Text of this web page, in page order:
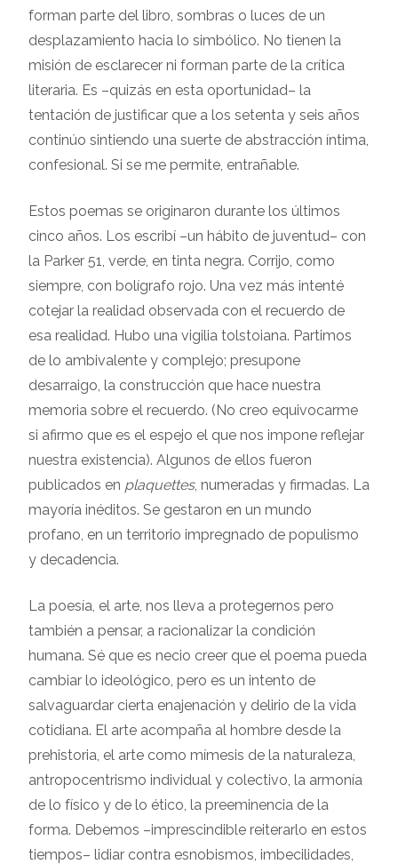
forman parte del libro, sombras o luces de un
desplazamiento hacia lo simbólico. No tienen la
misión de esclarecer ni forman parte de la crítica
literaria. Es –quizás en esta oportunidad– la
tentación de justificar que a los setenta y seis años
continúo sintiendo una suerte de abstracción íntima,
confesional. Si se me permite, entrañable.
Estos poemas se originaron durante los últimos
cinco años. Los escribí –un hábito de juventud– con
la Parker 51, verde, en tinta negra. Corrijo, como
siempre, con bolígrafo rojo. Una vez más intenté
cotejar la realidad observada con el recuerdo de
esa realidad. Hubo una vigilia tolstoiana. Partimos
de lo ambivalente y complejo; presupone
desarraigo, la construcción que hace nuestra
memoria sobre el recuerdo. (No creo equivocarme
si afirmo que es el espejo el que nos impone reflejar
nuestra existencia). Algunos de ellos fueron
publicados en plaquettes, numeradas y firmadas. La
mayoría inéditos. Se gestaron en un mundo
profano, en un territorio impregnado de populismo
y decadencia.
La poesía, el arte, nos lleva a protegernos pero
también a pensar, a racionalizar la condición
humana. Sé que es necio creer que el poema pueda
cambiar lo ideológico, pero es un intento de
salvaguardar cierta enajenación y delirio de la vida
cotidiana. El arte acompaña al hombre desde la
prehistoria, el arte como mímesis de la naturaleza,
antropocentrismo individual y colectivo, la armonía
de lo físico y de lo ético, la preeminencia de la
forma. Debemos –imprescindible reiterarlo en estos
tiempos– lidiar contra esnobismos, imbecilidades,